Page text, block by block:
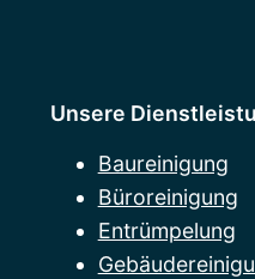
Unsere
Baureinigung
Büroreinigung
Entrümpelung